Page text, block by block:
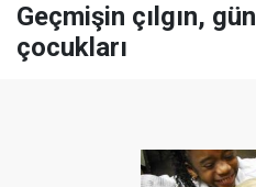
Geçmişin çılgın,
çocukları